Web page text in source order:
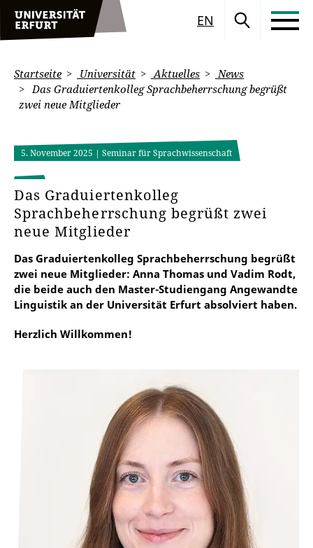
EN
Startseite Universität Aktuelles
News
Das Graduiertenkolleg Sprachbeherrschung begrüßt
zwei neue Mitglieder
5. November 2025 | Seminar für Sprachwissenschaft
Das Graduiertenkolleg
Sprachbeherrschung begrüßt zwei
neue Mitglieder
Das Graduiertenkolleg Sprachbeherrschung begrüßt
zwei neue Mitglieder: Anna Thomas und Vadim Rodt,
die beide auch den Master-Studiengang Angewandte
Linguistik an der Universität Erfurt absolviert haben.
Herzlich Willkommen!